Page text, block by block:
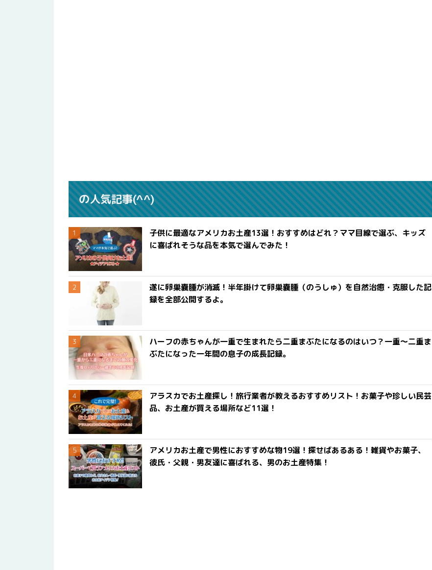
の人気記事(^^)
子供に最適なアメリカお土産13選！おすすめはどれ？ママ目線で選ぶ、キッズ
に喜ばれそうな品を本気で選んでみた！
遂に卵巣嚢腫が消滅！半年掛けて卵巣嚢腫（のうしゅ）を自然治癒・克服した記
録を全部公開するよ。
ハーフの赤ちゃんが一重で生まれたら二重まぶたになるのはいつ？一重〜二重ま
ぶたになった一年間の息子の成長記録。
アラスカでお土産探し！旅行業者が教えるおすすめリスト！お菓子や珍しい民芸
品、お土産が買える場所など11選！
アメリカお土産で男性におすすめな物19選！探せばあるある！雑貨やお菓子、
彼氏・父親・男友達に喜ばれる、男のお土産特集！